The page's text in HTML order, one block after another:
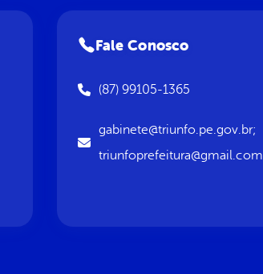
Fale Conosco
(87) 99105-1365
gabinete@triunfo.pe.gov.br;
triunfoprefeitura@gmail.com